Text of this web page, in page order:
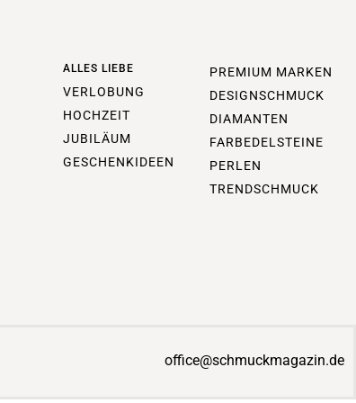
ALLES LIEBE
VERLOBUNG
HOCHZEIT
JUBILÄUM
GESCHENKIDEEN
PREMIUM MARKEN
DESIGNSCHMUCK
DIAMANTEN
FARBEDELSTEINE
PERLEN
TRENDSCHMUCK
office@schmuckmagazin.de